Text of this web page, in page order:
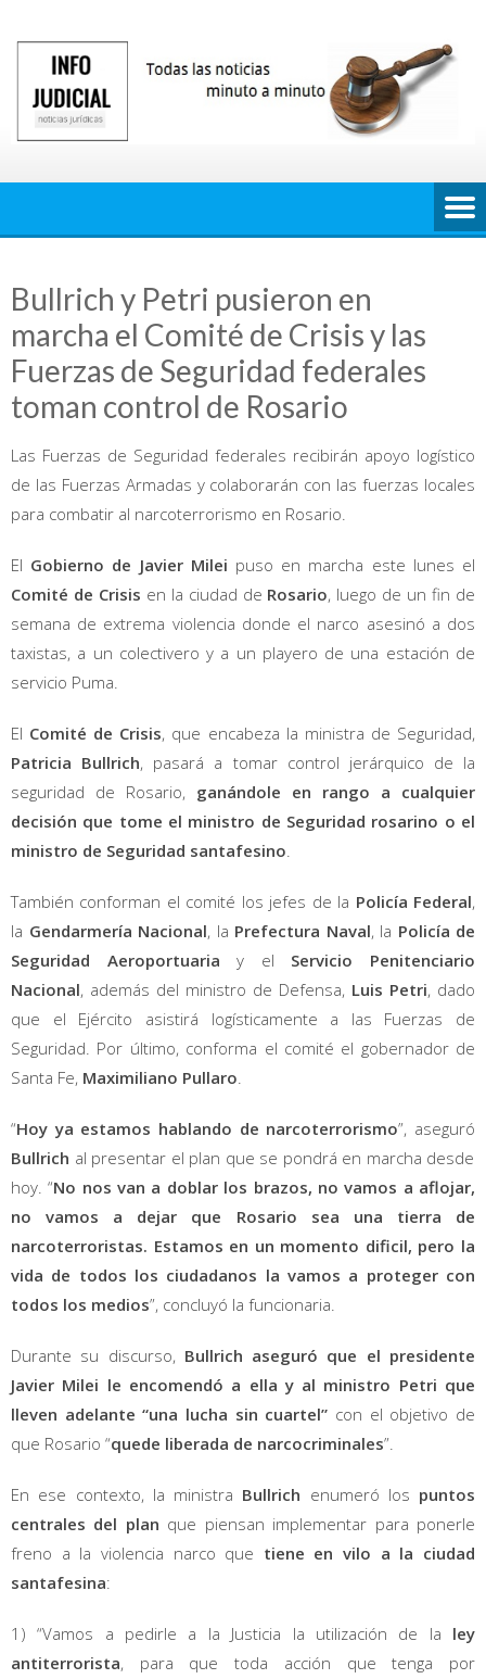
contenido
Bullrich y Petri pusieron en
marcha el Comité de Crisis y las
Fuerzas de Seguridad federales
toman control de Rosario
Las Fuerzas de Seguridad federales recibirán apoyo logístico
de las Fuerzas Armadas y colaborarán con las fuerzas locales
para combatir al narcoterrorismo en Rosario.
El Gobierno de Javier Milei puso en marcha este lunes el
Comité de Crisis en la ciudad de Rosario, luego de un fin de
semana de extrema violencia donde el narco asesinó a dos
taxistas, a un colectivero y a un playero de una estación de
servicio Puma.
El Comité de Crisis, que encabeza la ministra de Seguridad,
Patricia Bullrich, pasará a tomar control jerárquico de la
seguridad de Rosario, ganándole en rango a cualquier
decisión que tome el ministro de Seguridad rosarino o el
ministro de Seguridad santafesino
También conforman el comité los jefes de la Policía Federal,
la Gendarmería Nacional, la Prefectura Naval, la Policía de
Seguridad Aeroportuaria y el Servicio Penitenciario
Nacional, además del ministro de Defensa, Luis Petri, dado
que el Ejército asistirá logísticamente a las Fuerzas de
Seguridad. Por último, conforma el comité el gobernador de
Santa Fe, Maximiliano Pullaro
“Hoy ya estamos hablando de narcoterrorismo”, aseguró
Bullrich al presentar el plan que se pondrá en marcha desde
hoy. “No nos van a doblar los brazos, no vamos a aflojar,
no vamos a dejar que Rosario sea una tierra de
narcoterroristas. Estamos en un momento dificil, pero la
vida de todos los ciudadanos la vamos a proteger con
todos los medios”, concluyó la funcionaria.
Durante su discurso, Bullrich aseguró que el presidente
Javier Milei le encomendó a ella y al ministro Petri que
lleven adelante “una lucha sin cuartel” con el objetivo de
que Rosario “quede liberada de narcocriminales”.
En ese contexto, la ministra Bullrich enumeró los puntos
centrales del plan que piensan implementar para ponerle
freno a la violencia narco que tiene en vilo a la ciudad
santafesina:
1) “Vamos a pedirle a la Justicia la utilización de la ley
antiterrorista, para que toda acción que tenga por